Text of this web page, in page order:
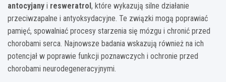
antocyjany i resweratrol, które wykazują silne działanie
przeciwzapalne i antyoksydacyjne. Te związki mogą poprawiać
pamięć, spowalniać procesy starzenia się mózgu i chronić przed
chorobami serca. Najnowsze badania wskazują również na ich
potencjał w poprawie funkcji poznawczych i ochronie przed
chorobami neurodegeneracyjnymi.